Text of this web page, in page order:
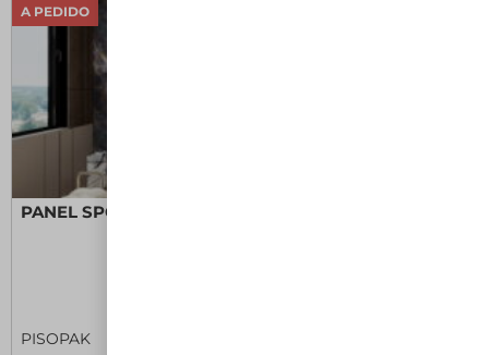
A PEDIDO
PANEL SPC AZUL DE MALTA
PISOPAK